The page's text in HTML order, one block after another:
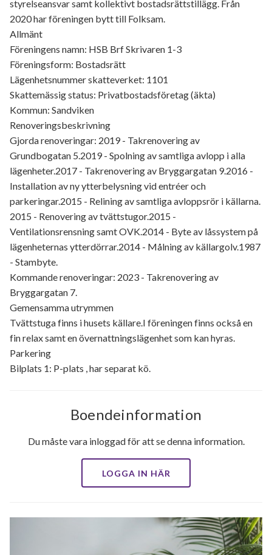
styrelseansvar samt kollektivt bostadsrättstillägg. Från
2020 har föreningen bytt till Folksam.
Allmänt
Föreningens namn: HSB Brf Skrivaren 1-3
Föreningsform: Bostadsrätt
Lägenhetsnummer skatteverket: 1101
Skattemässig status: Privatbostadsföretag (äkta)
Kommun: Sandviken
Renoveringsbeskrivning
Gjorda renoveringar: 2019 - Takrenovering av
Grundbogatan 5.2019 - Spolning av samtliga avlopp i alla
lägenheter.2017 - Takrenovering av Bryggargatan 9.2016 -
Installation av ny ytterbelysning vid entréer och
parkeringar.2015 - Relining av samtliga avloppsrör i källarna.
2015 - Renovering av tvättstugor.2015 -
Ventilationsrensning samt OVK.2014 - Byte av låssystem på
lägenheternas ytterdörrar.2014 - Målning av källargolv.1987
- Stambyte.
Kommande renoveringar: 2023 - Takrenovering av
Bryggargatan 7.
Gemensamma utrymmen
Tvättstuga finns i husets källare.I föreningen finns också en
fin relax samt en övernattningslägenhet som kan hyras.
Parkering
Bilplats 1: P-plats , har separat kö.
Boendeinformation
Du måste vara inloggad för att se denna information.
LOGGA IN HÄR